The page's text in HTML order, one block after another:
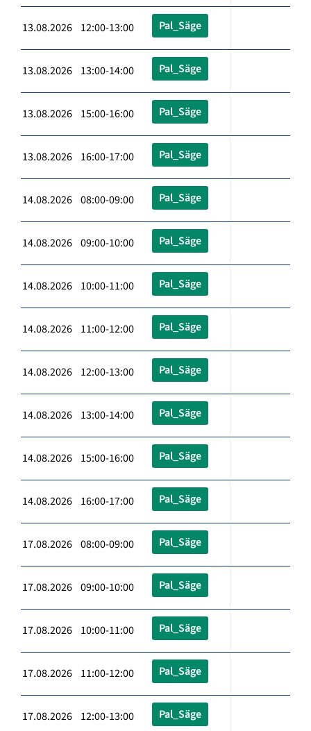
13.08.2026 12:00-13:00 Pal_Säge
13.08.2026 13:00-14:00 Pal_Säge
13.08.2026 15:00-16:00 Pal_Säge
13.08.2026 16:00-17:00 Pal_Säge
14.08.2026 08:00-09:00 Pal_Säge
14.08.2026 09:00-10:00 Pal_Säge
14.08.2026 10:00-11:00 Pal_Säge
14.08.2026 11:00-12:00 Pal_Säge
14.08.2026 12:00-13:00 Pal_Säge
14.08.2026 13:00-14:00 Pal_Säge
14.08.2026 15:00-16:00 Pal_Säge
14.08.2026 16:00-17:00 Pal_Säge
17.08.2026 08:00-09:00 Pal_Säge
17.08.2026 09:00-10:00 Pal_Säge
17.08.2026 10:00-11:00 Pal_Säge
17.08.2026 11:00-12:00 Pal_Säge
17.08.2026 12:00-13:00 Pal_Säge